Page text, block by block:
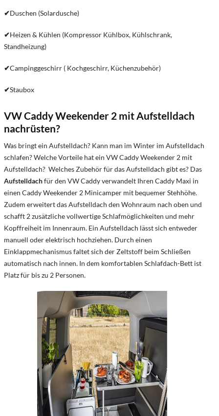
✔Duschen (Solardusche)
✔Heizen & Kühlen (Kompressor Kühlbox, Kühlschrank,
Standheizung)
✔Campinggeschirr ( Kochgeschirr, Küchenzubehör)
✔Staubox
VW Caddy Weekender 2 mit Aufstelldach
nachrüsten?
Was bringt ein Aufstelldach? Kann man im Winter im Aufstelldach
schlafen? Welche Vorteile hat ein VW Caddy Weekender 2 mit
Aufstelldach? Welches Zubehör für das Aufstelldach gibt es? Das
Aufstelldachfür den VW Caddy verwandelt Ihren Caddy Maxi in
einen Caddy Weekender 2 Minicamper mit bequemer Stehhöhe.
Zudem erweitert das Aufstelldach den Wohnraum nach oben und
schafft 2 zusätzliche vollwertige Schlafmöglichkeiten und mehr
Kopffreiheit im Innenraum. Ein Aufstelldach lässt sich entweder
manuell oder elektrisch hochziehen. Durch einen
Einklappmechanismus faltet sich der Zeltstoff beim Schließen
automatisch nach innen. In dem komfortablen Schlafdach-Bett ist
Platz für bis zu 2 Personen.